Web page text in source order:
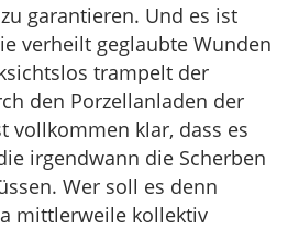
garantieren. Und es ist
verheilt geglaubte Wunden
trampelt der
den Porzellanladen der
vollkommen klar, dass es
irgendwann die Scherben
Wer soll es denn
mittlerweile kollektiv